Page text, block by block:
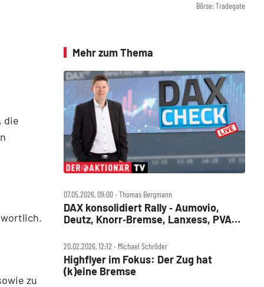
die
zu
Börse: Tradegate
Mehr zum Thema
07.05.2026, 09:00 ‧ Thomas Bergmann
DAX konsolidiert Rally ‑ Aumovio,
Deutz, Knorr‑Bremse, Lanxess, PVA
im Check
20.02.2026, 12:12 ‧ Michael Schröder
Highflyer im Fokus: Der Zug hat
(k)eine Bremse